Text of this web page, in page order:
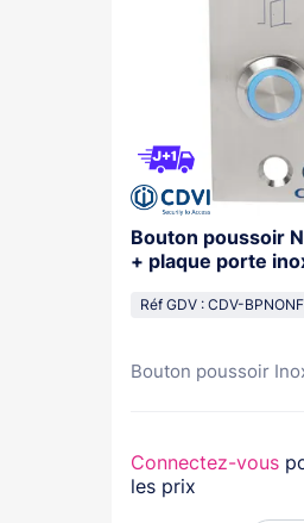
Bouton poussoir
+ plaque porte
Réf GDV : CDV-
Bouton poussoir
Connectez-vous
les prix